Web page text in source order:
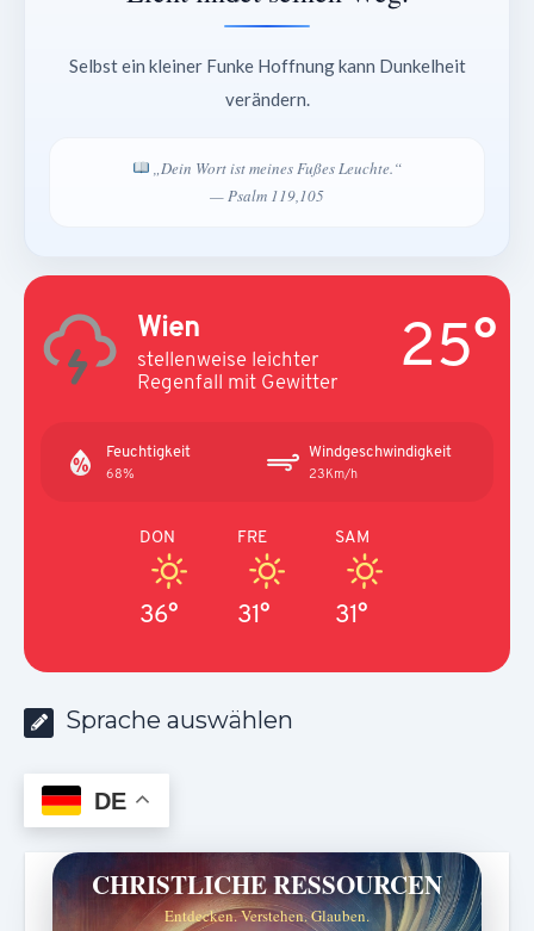
Selbst ein kleiner Funke Hoffnung kann Dunkelheit
verändern.
„Dein Wort ist meines Fußes Leuchte.“
— Psalm 119,105
Wien
stellenweise leichter
Regenfall mit Gewitter
25°
Feuchtigkeit
68%
Windgeschwindigkeit
23Km/h
DON
36°
FRE
31°
SAM
31°
Sprache auswählen
DE
CHRISTLICHE RESSOURCEN
Entdecken. Verstehen. Glauben.